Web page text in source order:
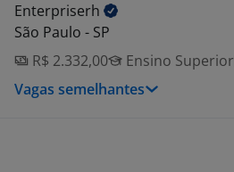
Enterpriserh
São Paulo - SP
R$ 2.332,00
Ensino Superior
Vagas semelhantes